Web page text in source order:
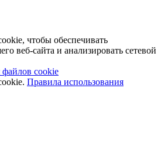
чтобы обеспечивать
веб-сайта и анализировать сетевой
файлов cookie
Правила использования